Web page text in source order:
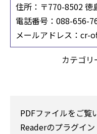
住所：〒770-8502 徳
電話番号：088-656-
メールアドレス：
カテゴリ
PDFファイルをご覧
Readerのプラグイン